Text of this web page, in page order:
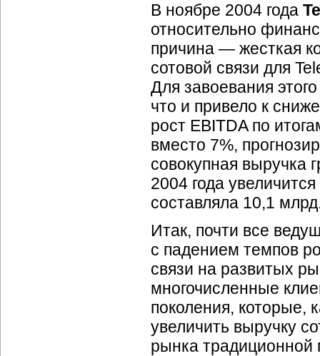
В ноябре 2004 года
относительно
причина — жесткая
сотовой связи для
Для завоевания
что и привело к
рост EBITDA по
вместо 7%,
совокупная выручка
2004 года
составляла 10,1
Итак, почти все
с падением темпов
связи на развитых
многочисленные
поколения, которые,
увеличить выручку
рынка традиционной